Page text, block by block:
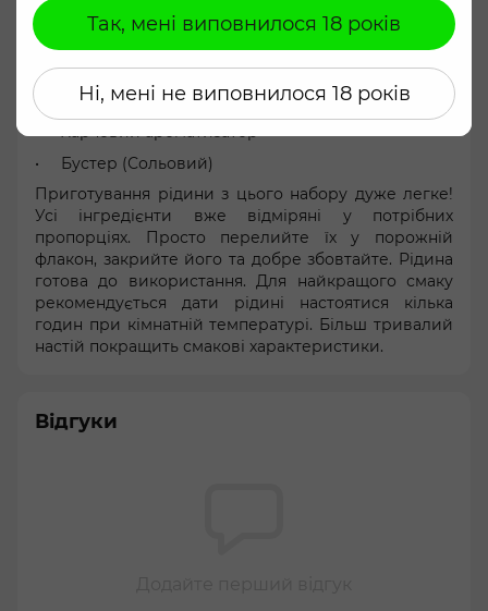
Погодитися
Так, мені виповнилося 18 років
Ні, мені не виповнилося 18 років
пристроях через ризик нікотинового отруєння.
Набір містить:
Порожній флакон 30 мл
Гліцерин
Харчовий ароматизатор
Бустер (Сольовий)
Приготування рідини з цього набору дуже легке!
Усі інгредієнти вже відміряні у потрібних
пропорціях. Просто перелийте їх у порожній
флакон, закрийте його та добре збовтайте. Рідина
готова до використання. Для найкращого смаку
рекомендується дати рідині настоятися кілька
годин при кімнатній температурі. Більш тривалий
настій покращить смакові характеристики.
Відгуки